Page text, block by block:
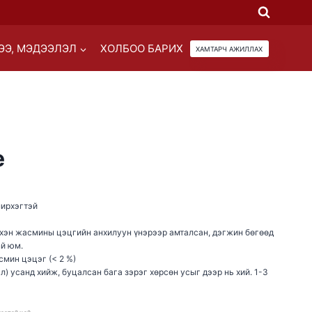
МЭДЭЭЛЭЛ ХОЛБОО БАРИХ ХАМТАРЧ АЖИЛЛАХ
жасмины цэцгийн анхилуун үнэрээр амталсан, дэгжин бөгөөд
юм.
цэцэг (< 2 %)
усанд хийж, буцалсан бага зэрэг хөрсөн усыг дээр нь хий. 1-3